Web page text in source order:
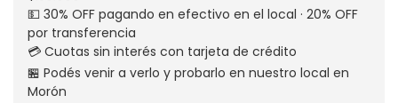
💵 30% OFF pagando en efectivo en el local · 20% OFF
por transferencia
💳 Cuotas sin interés con tarjeta de crédito
🏪 Podés venir a verlo y probarlo en nuestro local en
Morón